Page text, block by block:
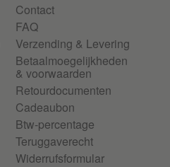
Contact
FAQ
Verzending & Levering
Betaalmoegelijkheden
& voorwaarden
Retourdocumenten
Cadeaubon
Btw-percentage
Teruggaverecht
Widerrufsformular